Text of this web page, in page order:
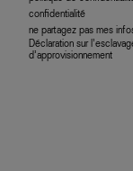
confidentialité
ne partagez pas mes
Déclaration sur
d’approvisionnement